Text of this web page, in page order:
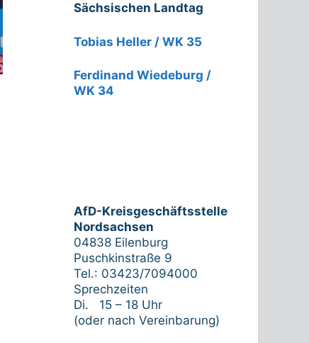
Sächsischen Landtag
Tobias Heller / WK 35
Ferdinand Wiedeburg /
WK 34
AfD-Kreisgeschäftsstelle
Nordsachsen
04838 Eilenburg
Puschkinstraße 9
Tel.: 03423/7094000
Sprechzeiten
Di. 15 – 18 Uhr
(oder nach Vereinbarung)